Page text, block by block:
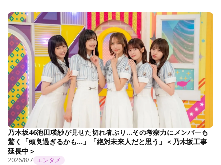
乃木坂46池田瑛紗が見せた切れ者ぶり…その考察力にメンバーも
驚く「頭良過ぎるかも…」「絶対未来人だと思う」＜乃木坂工事
延長中＞
2026/8/7 エンタメ